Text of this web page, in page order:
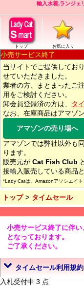
輸入水着,ランジェ
トップ お気に入り
小売サービス終了
当サイトでご提供してお
せていただきました。
業者の方、まとまったご
用をご検討ください。
卸会員登録済の方は、
タ
なお、在庫商品はアマゾ
アマゾンの売り場へ
アマゾンでは弊社以外も
ります。
販売元が Cat Fish Club
接輸入販売している商品
*Lady Catは、Amazonアソシエイト
トップ
タイムセール
小売サービス終了に伴
となっております。
ご了承ください。
タイムセール利用規約
入札受付中 3 点